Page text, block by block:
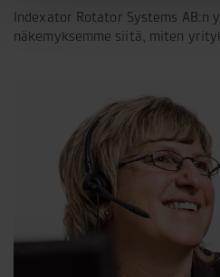
Indexator Rotator Systems
näkemyksemme siitä, miten